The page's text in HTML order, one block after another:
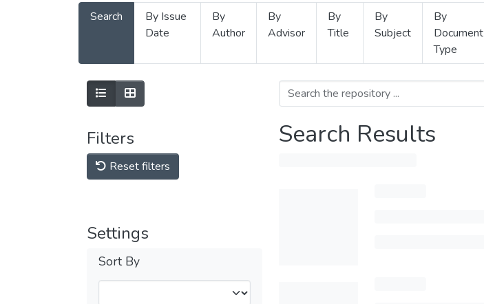
Search
By Issue
Date
By
Author
By
Advisor
By
Title
By
Subject
By
Document
Type
Filters
Reset filters
Settings
Sort By
Search Results